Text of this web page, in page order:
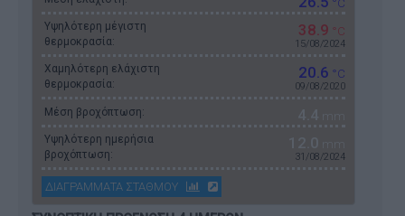
Υψηλότερη μέγιστη
θερμοκρασία:
38.9 °C
15/08/2024
Χαμηλότερη ελάχιστη
θερμοκρασία:
20.6 °C
09/08/2020
Μέση βροχόπτωση: 4.4 mm
Υψηλότερη ημερήσια
βροχόπτωση:
12.0 mm
31/08/2024
ΔΙΑΓΡΑΜΜΑΤΑ ΣΤΑΘΜΟΥ